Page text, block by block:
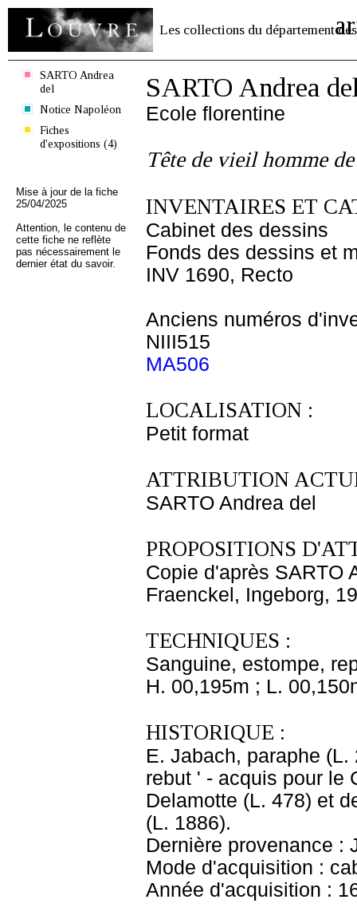
Les collections du département des
SARTO Andrea
del
Notice Napoléon
Fiches
d'expositions (4)
Mise à jour de la fiche
25/04/2025
Attention, le contenu de
cette fiche ne reflète
pas nécessairement le
dernier état du savoir.
SARTO Andrea
Ecole florentine
Tête de vieil homme
INVENTAIRES ET
Cabinet des dessins
Fonds des dessins et
INV 1690, Recto
Anciens numéros
NIII515
MA506
LOCALISATION :
Petit format
ATTRIBUTION
SARTO Andrea del
PROPOSITIONS
Copie d'après SARTO
Fraenckel, Ingeborg,
TECHNIQUES :
Sanguine, estompe,
H. 00,195m ; L.
HISTORIQUE :
E. Jabach, paraphe
rebut ' - acquis pour le
Delamotte (L. 478) et
(L. 1886).
Dernière provenance :
Mode d'acquisition :
Année d'acquisition :